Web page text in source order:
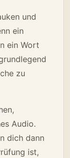
und
ein
ein Wort
zu
Audio.
dich dann
ist,